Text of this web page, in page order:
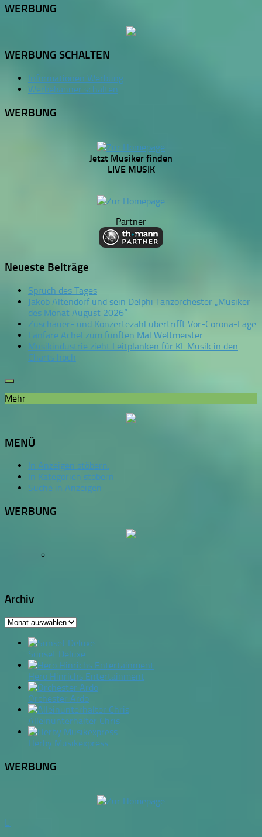
WERBUNG
WERBUNG SCHALTEN
Informationen Werbung
Werbebanner schalten
WERBUNG
Jetzt Musiker finden
LIVE MUSIK
Partner
Neueste Beiträge
Spruch des Tages
Jakob Altendorf und sein Delphi Tanzorchester „Musiker
des Monat August 2026“
Zuschauer- und Konzertezahl übertrifft Vor-Corona-Lage
Fanfare Achel zum fünften Mal Weltmeister
Musikindustrie zieht Leitplanken für KI-Musik in den
Charts hoch
Mehr
MENÜ
In Anzeigen stöbern.
In Kategorien stöbern
Suche in Anzeigen
WERBUNG
Archiv
Archiv
Sunset Deluxe
Hero Hinrichs Entertainment
Orchester Ardo
Alleinunterhalter Chris
Herby Musikexpress
WERBUNG